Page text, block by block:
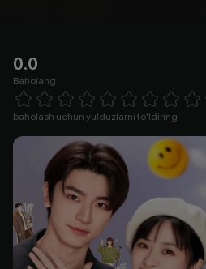
0.0
Baholang
1 Star 2 Stars 3 Stars 4 Stars5 Stars 6 Stars7 Stars8 Stars
baholash uchun yulduzlarni to'ldiring